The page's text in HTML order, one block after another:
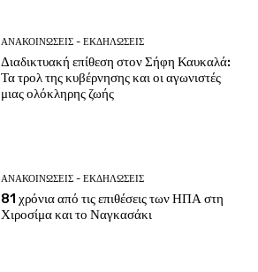
ΑΝΑΚΟΙΝΩΣΕΙΣ - ΕΚΔΗΛΩΣΕΙΣ
Διαδικτυακή επίθεση στον Σήφη Καυκαλά:
Τα τρολ της κυβέρνησης και οι αγωνιστές
μιας ολόκληρης ζωής
ΑΝΑΚΟΙΝΩΣΕΙΣ - ΕΚΔΗΛΩΣΕΙΣ
81 χρόνια από τις επιθέσεις των ΗΠΑ στη
Χιροσίμα και το Ναγκασάκι